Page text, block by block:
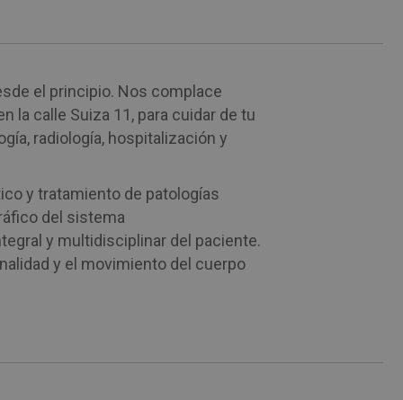
el principio. Nos complace
la calle Suiza 11, para cuidar de tu
radiología, hospitalización y
y tratamiento de patologías
del sistema
y multidisciplinar del paciente.
y el movimiento del cuerpo